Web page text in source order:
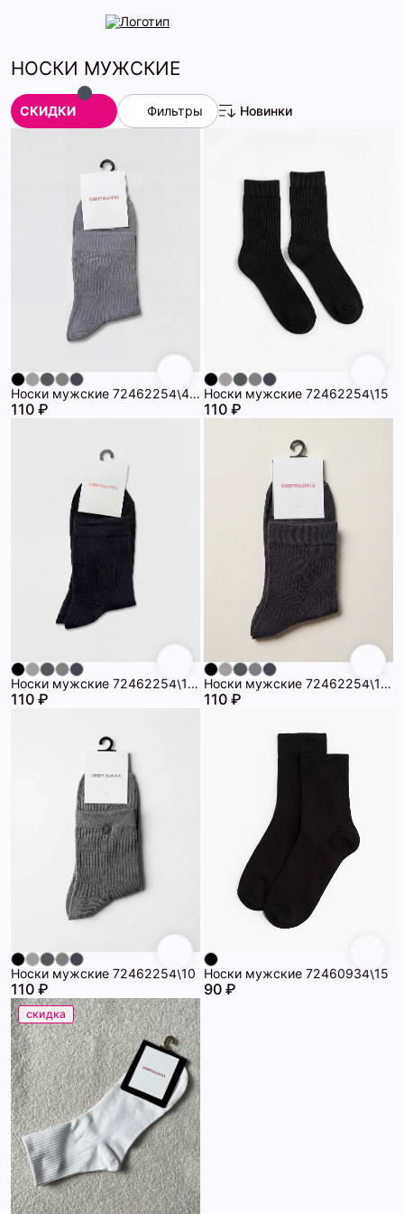
НОСКИ МУЖСКИЕ
СКИДКИ Фильтры Новинки
Носки мужские 72462254\485
110 ₽
Носки мужские 72462254\15
110 ₽
Носки мужские 72462254\1258
110 ₽
Носки мужские 72462254\1008
110 ₽
Носки мужские 72462254\10
110 ₽
Носки мужские 72460934\15
90 ₽
скидка